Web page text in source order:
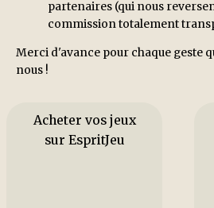
partenaires (qui nous
commission totalement
Merci d'avance pour chaque geste
nous !
Acheter vos jeux
sur EspritJeu